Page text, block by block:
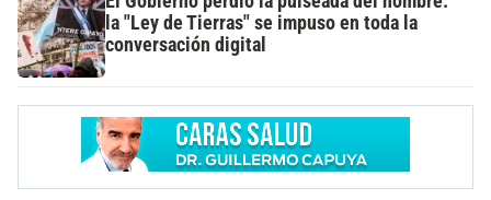
la "Ley de Tierras" se impuso en toda la
conversación digital